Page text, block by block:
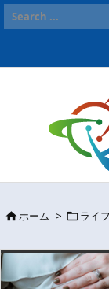
ホーム > ライ